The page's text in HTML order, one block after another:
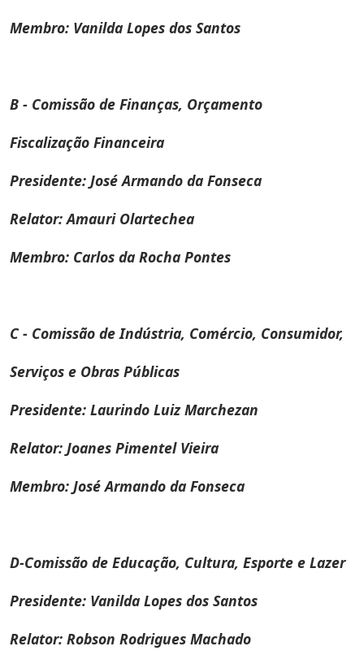
Membro: Vanilda Lopes dos Santos
B - Comissão de Finanças, Orçamento
Fiscalização Financeira
Presidente: José Armando da Fonseca
Relator: Amauri Olartechea
Membro: Carlos da Rocha Pontes
C - Comissão de Indústria, Comércio, Consumidor,
Serviços e Obras Públicas
Presidente: Laurindo Luiz Marchezan
Relator: Joanes Pimentel Vieira
Membro: José Armando da Fonseca
D-Comissão de Educação, Cultura, Esporte e Lazer
Presidente: Vanilda Lopes dos Santos
Relator: Robson Rodrigues Machado